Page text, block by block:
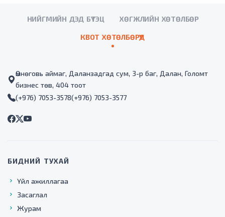
НИЙГМИЙН ДЭД БҮТЭЦ ХӨГЖЛИЙН ХӨТӨЛБӨР
КВОТ ХӨТӨЛБӨРҮҮД
Өмнөговь аймаг, Даланзадгад сум, 3-р баг, Далан, Голомт
бизнес төв, 404 тоот
(+976) 7053-3578(+976) 7053-3577
БИДНИЙ ТУХАЙ
Үйл ажиллагаа
Засаглал
Журам